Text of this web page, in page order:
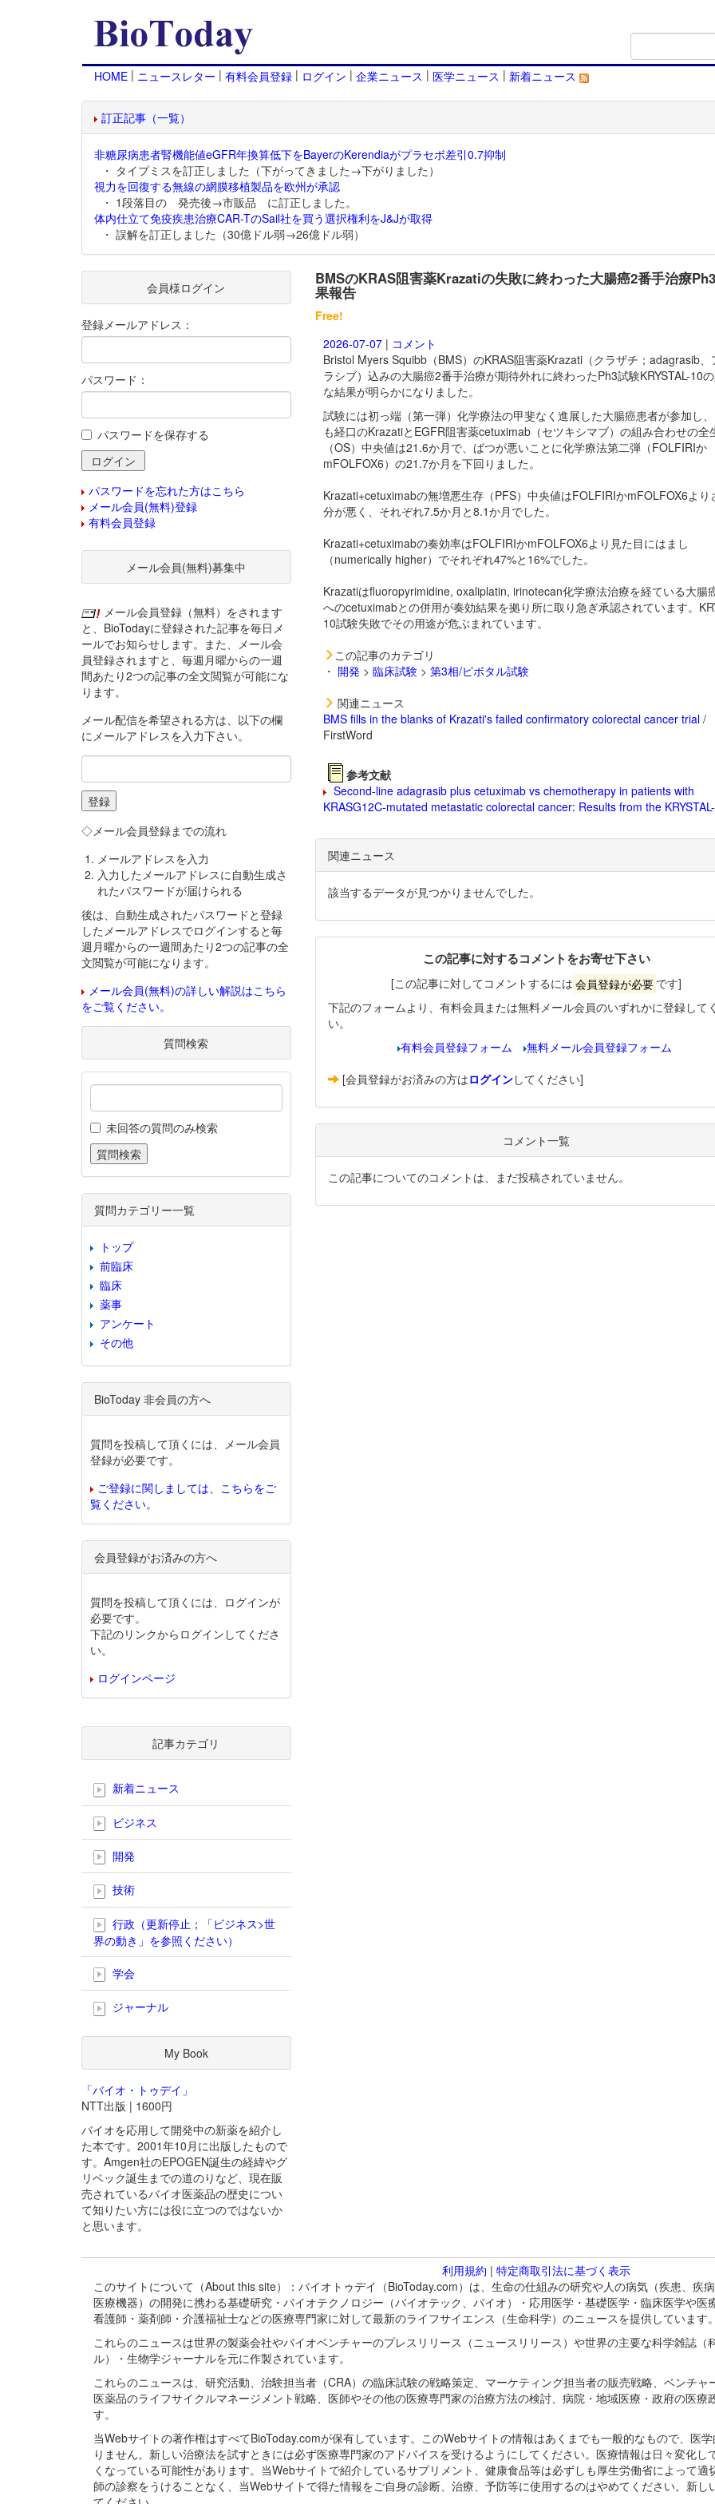
HOME | ニュースレター | 有料会員登録 | ログイン | 企業ニュース | 医学ニュース | 新着ニュース
訂正記事（一覧）
非糖尿病患者腎機能値eGFR年換算低下をBayerのKerendiaがプラセボ差引0.7抑制
・ タイプミスを訂正しました（下がってきました→下がりました）
視力を回復する無線の網膜移植製品を欧州が承認
・ 1段落目の 発売後→市販品 に訂正しました。
体内仕立て免疫疾患治療CAR-TのSail社を買う選択権利をJ&Jが取得
・ 誤解を訂正しました（30億ドル弱→26億ドル弱）
BMSのKRAS阻害薬Krazatiの失敗に終わった大腸癌2番手治療
果報告
Free!
2026-07-07| コメント
Bristol Myers Squibb（BMS）のKRAS阻害薬Krazati（クラザチ；adagrasib、
ラシブ）込みの大腸癌2番手治療が期待外れに終わったPh3試験KRYSTAL-10
な結果が明らかになりました。
試験には初っ端（第一弾）化学療法の甲斐なく進展した大腸癌患者が参加し
も経口のKrazatiとEGFR阻害薬cetuximab（セツキシマブ）の組み合わせの全
（OS）中央値は21.6か月で、ばつが悪いことに化学療法第二弾（FOLFIRIか
mFOLFOX6）の21.7か月を下回りました。
Krazati+cetuximabの無増悪生存（PFS）中央値はFOLFIRIかmFOLFOX6より
分が悪く、それぞれ7.5か月と8.1か月でした。
Krazati+cetuximabの奏効率はFOLFIRIかmFOLFOX6より見た目にはまし
（numerically higher）でそれぞれ47%と16%でした。
Krazatiはfluoropyrimidine, oxaliplatin, irinotecan化学療法治療を経ている大腸
へのcetuximabとの併用が奏効結果を拠り所に取り急ぎ承認されています。
10試験失敗でその用途が危ぶまれています。
この記事のカテゴリ
・ 開発 > 臨床試験> 第3相/ピボタル試験
関連ニュース
BMS fills in the blanks of Krazati's failed confirmatory colorectal cancer trial/
FirstWord
参考文献
Second-line adagrasib plus cetuximab vs chemotherapy in patients with
KRASG12C-mutated metastatic colorectal cancer: Results from the
関連ニュース
該当するデータが見つかりませんでした。
この記事に対するコメントをお寄せ下さい
[この記事に対してコメントするには 会員登録が必要 です]
下記のフォームより、有料会員または無料メール会員のいずれかに登録して
い。
有料会員登録フォーム
無料メール会員登録フォーム
[会員登録がお済みの方はログインしてください]
コメント一覧
この記事についてのコメントは、まだ投稿されていません。
会員様ログイン
登録メールアドレス：
パスワード：
パスワードを保存する
パスワードを忘れた方はこちら
メール会員(無料)登録
有料会員登録
メール会員(無料)募集中
メール会員登録（無料）をされます
と、BioTodayに登録された記事を毎日メ
ールでお知らせします。また、メール会
員登録されますと、毎週月曜からの一週
間あたり2つの記事の全文閲覧が可能にな
ります。
メール配信を希望される方は、以下の欄
にメールアドレスを入力下さい。
◇メール会員登録までの流れ
メールアドレスを入力
入力したメールアドレスに自動生成さ
れたパスワードが届けられる
後は、自動生成されたパスワードと登録
したメールアドレスでログインすると毎
週月曜からの一週間あたり2つの記事の全
文閲覧が可能になります。
メール会員(無料)の詳しい解説はこちら
をご覧ください。
質問検索
未回答の質問のみ検索
質問カテゴリー一覧
トップ
前臨床
臨床
薬事
アンケート
その他
BioToday 非会員の方へ
質問を投稿して頂くには、メール会員
登録が必要です。
ご登録に関しましては、こちらをご
覧ください。
会員登録がお済みの方へ
質問を投稿して頂くには、ログインが
必要です。
下記のリンクからログインしてくださ
い。
ログインページ
記事カテゴリ
新着ニュース
ビジネス
開発
技術
行政（更新停止；「ビジネス>世
界の動き」を参照ください）
学会
ジャーナル
My Book
「バイオ・トゥデイ」
NTT出版 | 1600円
バイオを応用して開発中の新薬を紹介し
た本です。2001年10月に出版したもので
す。Amgen社のEPOGEN誕生の経緯やグ
リベック誕生までの道のりなど、現在販
売されているバイオ医薬品の歴史につい
て知りたい方には役に立つのではないか
と思います。
利用規約 | 特定商取引法に基づく表示
このサイトについて（About this site）：バイオトゥデイ（BioToday.com）は、生命の仕組みの研究や人の病気（疾患、疾
医療機器）の開発に携わる基礎研究・バイオテクノロジー（バイオテック、バイオ）・応用医学・基礎医学・臨床医学や医
看護師・薬剤師・介護福祉士などの医療専門家に対して最新のライフサイエンス（生命科学）のニュースを提供しています。
これらのニュースは世界の製薬会社やバイオベンチャーのプレスリリース（ニュースリリース）や世界の主要な科学雑誌
ル）・生物学ジャーナルを元に作製されています。
これらのニュースは、研究活動、治験担当者（CRA）の臨床試験の戦略策定、マーケティング担当者の販売戦略、ベンチャ
医薬品のライフサイクルマネージメント戦略、医師やその他の医療専門家の治療方法の検討、病院・地域医療・政府の医
す。
当Webサイトの著作権はすべてBioToday.comが保有しています。このWebサイトの情報はあくまでも一般的なもので、医
りません。新しい治療法を試すときには必ず医療専門家のアドバイスを受けるようにしてください。医療情報は日々変化
くなっている可能性があります。当Webサイトで紹介しているサプリメント、健康食品等は必ずしも厚生労働省によって
師の診察をうけることなく、当Webサイトで得た情報をご自身の診断、治療、予防等に使用するのはやめてください。新